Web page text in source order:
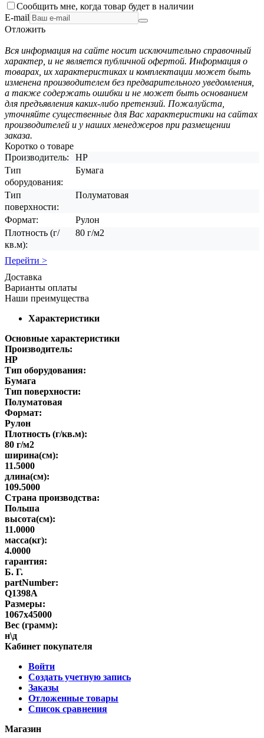
Сообщить мне, когда товар будет в наличии
E-mail
Отложить
Вся информация на сайте носит исключительно справочный
характер, и не является публичной офертой. Информация о
товарах, их характеристиках и комплектации может быть
изменена производителем без предварительного уведомления,
а также содержать ошибки и не может быть основанием
для предъявления каких-либо претензий. Пожалуйста,
уточняйте существенные для Вас характеристики на сайтах
производителей и у наших менеджеров при размещении
заказа.
Коротко о товаре
Производитель:
HP
Тип
оборудования:
Бумага
Тип
поверхности:
Полуматовая
Формат:
Рулон
Плотность (г/
кв.м):
80 г/м2
Перейти >
Доставка
Варианты оплаты
Наши преимущества
Характеристики
Основные характеристики
Производитель:
HP
Тип оборудования:
Бумага
Тип поверхности:
Полуматовая
Формат:
Рулон
Плотность (г/кв.м):
80 г/м2
ширина(см):
11.5000
длина(см):
109.5000
Страна производства:
Польша
высота(см):
11.0000
масса(кг):
4.0000
гарантия:
Б. Г.
partNumber:
Q1398A
Размеры:
1067х45000
Вес (грамм):
н\д
Кабинет покупателя
Войти
Создать учетную запись
Заказы
Отложенные товары
Список сравнения
Магазин